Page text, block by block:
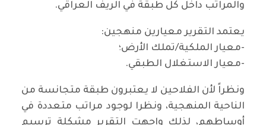
والمراتب داخل كل طبقة في الريف العراقي.
يعتمد التقرير معيارين منهجين:
-معيار الملكية/تملك الأرض؛
-معيار الاستغلال الطبقي.
ونظراً لأن الفلاحين لا يعتبرون طبقة متجانسة من
الناحية المنهجية، ونظرا لوجود مراتب متعددة في
أوساطهم، لذلك واجهت التقرير مشكلة ترسيم